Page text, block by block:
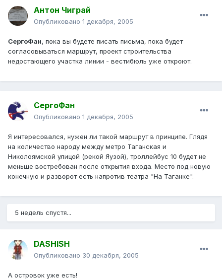
Антон Чиграй
Опубликовано 1 декабря, 2005
СергоФан, пока вы будете писать письма, пока будет
согласовываться маршрут, проект строительства
недостающего участка линии - вестибюль уже откроют.
СергоФан
Опубликовано 1 декабря, 2005
Я интересовался, нужен ли такой маршрут в принципе. Глядя
на количество народу между метро Таганская и
Николоямской улицой (рекой Яузой), троллейбус 10 будет не
меньше востребован после открытия входа. Место под новую
конечную и разворот есть напротив театра "На Таганке".
5 недель спустя...
DASHISH
Опубликовано 30 декабря, 2005
А островок уже есть!